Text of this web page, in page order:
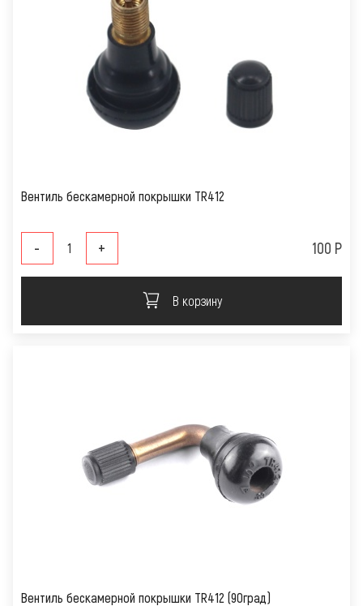
Вентиль бескамерной покрышки TR412
- + 100 Р
В корзину
Вентиль бескамерной покрышки TR412 (90град)